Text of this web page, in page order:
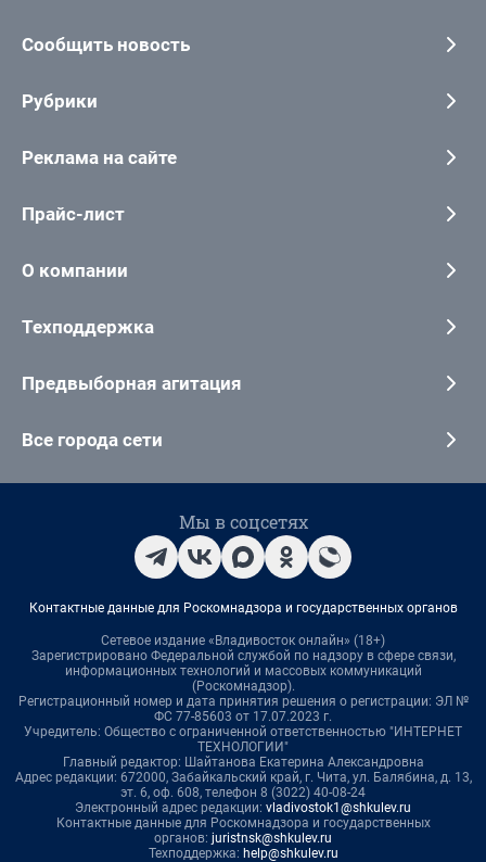
Сообщить новость
Рубрики
Реклама на сайте
Прайс-лист
О компании
Техподдержка
Предвыборная агитация
Все города сети
Мы в соцсетях
Контактные данные для Роскомнадзора и государственных органов
Сетевое издание «Владивосток онлайн» (18+)
Зарегистрировано Федеральной службой по надзору в сфере связи,
информационных технологий и массовых коммуникаций
(Роскомнадзор).
Регистрационный номер и дата принятия решения о регистрации: ЭЛ №
ФС 77-85603 от 17.07.2023 г.
Учредитель: Общество с ограниченной ответственностью "ИНТЕРНЕТ
ТЕХНОЛОГИИ"
Главный редактор: Шайтанова Екатерина Александровна
Адрес редакции: 672000, Забайкальский край, г. Чита, ул. Балябина, д. 13,
эт. 6, оф. 608, телефон 8 (3022) 40-08-24
Электронный адрес редакции: vladivostok1@shkulev.ru
Контактные данные для Роскомнадзора и государственных
органов: juristnsk@shkulev.ru
Техподдержка: help@shkulev.ru